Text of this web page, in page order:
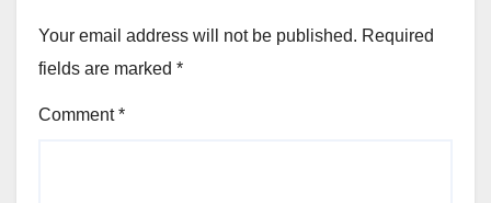
Your email address will not be published. Required
fields are marked *
Comment*